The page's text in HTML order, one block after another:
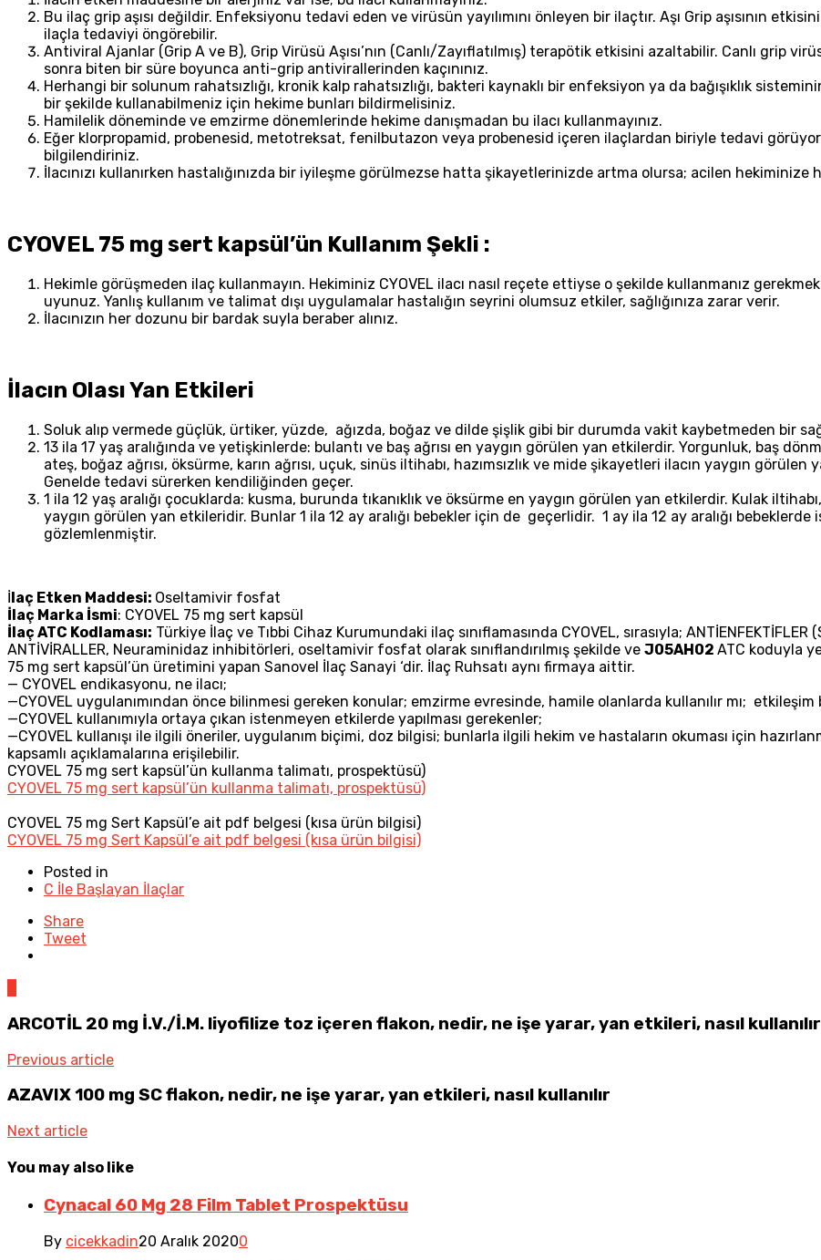
Bu ilaç grip aşısı değildir. Enfeksiyonu tedavi eden ve virüsün yayılımını önleyen bir ilaçtır. Aşı Grip aşısının
ilaçla tedaviyi öngörebilir.
Antiviral Ajanlar (Grip A ve B), Grip Virüsü Aşısı’nın (Canlı/Zayıflatılmış) terapötik etkisini azaltabilir. Canlı grip
sonra biten bir süre boyunca anti-grip antivirallerinden kaçınınız.
Herhangi bir solunum rahatsızlığı, kronik kalp rahatsızlığı, bakteri kaynaklı bir enfeksiyon ya da bağışıklık
bir şekilde kullanabilmeniz için hekime bunları bildirmelisiniz.
Hamilelik döneminde ve emzirme dönemlerinde hekime danışmadan bu ilacı kullanmayınız.
Eğer klorpropamid, probenesid, metotreksat, fenilbutazon veya probenesid içeren ilaçlardan biriyle tedavi
bilgilendiriniz.
İlacınızı kullanırken hastalığınızda bir iyileşme görülmezse hatta şikayetlerinizde artma olursa; acilen hekiminize
CYOVEL 75 mg sert kapsül’ün Kullanım Şekli :
Hekimle görüşmeden ilaç kullanmayın. Hekiminiz CYOVEL ilacı nasıl reçete ettiyse o şekilde kullanmanız
uyunuz. Yanlış kullanım ve talimat dışı uygulamalar hastalığın seyrini olumsuz etkiler, sağlığınıza zarar verir.
İlacınızın her dozunu bir bardak suyla beraber alınız.
İlacın Olası Yan Etkileri
Soluk alıp vermede güçlük, ürtiker, yüzde, ağızda, boğaz ve dilde şişlik gibi bir durumda vakit kaybetmeden bir
13 ila 17 yaş aralığında ve yetişkinlerde: bulantı ve baş ağrısı en yaygın görülen yan etkilerdir. Yorgunluk, baş
ateş, boğaz ağrısı, öksürme, karın ağrısı, uçuk, sinüs iltihabı, hazımsızlık ve mide şikayetleri ilacın yaygın
Genelde tedavi sürerken kendiliğinden geçer.
1 ila 12 yaş aralığı çocuklarda: kusma, burunda tıkanıklık ve öksürme en yaygın görülen yan etkilerdir. Kulak
yaygın görülen yan etkileridir. Bunlar 1 ila 12 ay aralığı bebekler için de geçerlidir. 1 ay ila 12 ay aralığı
gözlemlenmiştir.
İlaç Etken Maddesi: Oseltamivir fosfat
İlaç Marka İsmi: CYOVEL 75 mg sert kapsül
İlaç ATC Kodlaması: Türkiye İlaç ve Tıbbi Cihaz Kurumundaki ilaç sınıflamasında CYOVEL, sırasıyla; ANTİENFEKTİFLER
ANTİVİRALLER, Neuraminidaz inhibitörleri, oseltamivir fosfat olarak sınıflandırılmış şekilde ve J05AH02 ATC koduyla
75 mg sert kapsül’ün üretimini yapan Sanovel İlaç Sanayi ‘dir. İlaç Ruhsatı aynı firmaya aittir.
— CYOVEL endikasyonu, ne ilacı;
—CYOVEL uygulanımından önce bilinmesi gereken konular; emzirme evresinde, hamile olanlarda kullanılır mı;
—CYOVEL kullanımıyla ortaya çıkan istenmeyen etkilerde yapılması gerekenler;
—CYOVEL kullanışı ile ilgili öneriler, uygulanım biçimi, doz bilgisi; bunlarla ilgili hekim ve hastaların okuması için
kapsamlı açıklamalarına erişilebilir.
CYOVEL 75 mg sert kapsül’ün kullanma talimatı, prospektüsü)
CYOVEL 75 mg sert kapsül’ün kullanma talimatı, prospektüsü)
CYOVEL 75 mg Sert Kapsül’e ait pdf belgesi (kısa ürün bilgisi)
CYOVEL 75 mg Sert Kapsül’e ait pdf belgesi (kısa ürün bilgisi)
Posted in
C İle Başlayan İlaçlar
Share
Tweet
ARCOTİL 20 mg İ.V./İ.M. liyofilize toz içeren flakon, nedir, ne işe yarar, yan etkileri, nasıl kullanılır
Previous article
AZAVIX 100 mg SC flakon, nedir, ne işe yarar, yan etkileri, nasıl kullanılır
Next article
You may also like
Cynacal 60 Mg 28 Film Tablet Prospektüsu
By cicekkadin20 Aralık 20200